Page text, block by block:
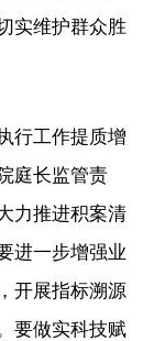
实维护群众胜
工作提质增
庭长监管责
力推进积案清
进一步增强业
开展指标溯源
要做实科技赋